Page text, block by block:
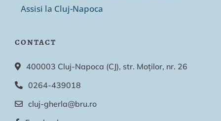
Assisi la Cluj-Napoca
CONTACT
400003 Cluj-Napoca (CJ), str. Moților, nr. 26
0264-439018
cluj-gherla@bru.ro